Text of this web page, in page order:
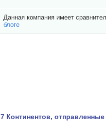
Данная компания имеет
блоге
7 Континентов,